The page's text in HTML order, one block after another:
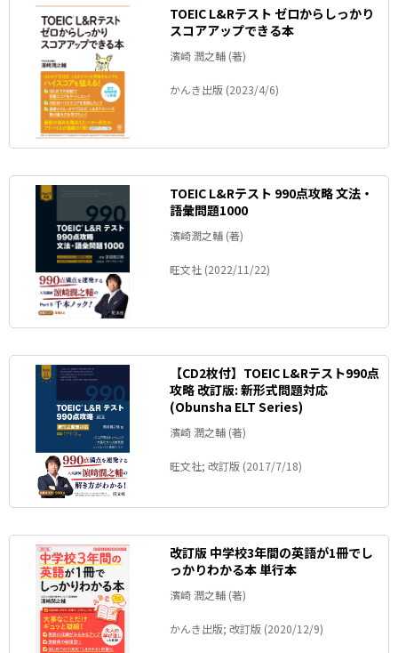
TOEIC L&Rテスト ゼロからしっかり
スコアアップできる本
濱崎 潤之輔 (著)
かんき出版 (2023/4/6)
TOEIC L&Rテスト 990点攻略 文法・
語彙問題1000
濱崎潤之輔 (著)
旺文社 (2022/11/22)
【CD2枚付】TOEIC L&Rテスト990点
攻略 改訂版: 新形式問題対応
(Obunsha ELT Series)
濱崎 潤之輔 (著)
旺文社; 改訂版 (2017/7/18)
改訂版 中学校3年間の英語が1冊でし
っかりわかる本 単行本
濱崎 潤之輔 (著)
かんき出版; 改訂版 (2020/12/9)